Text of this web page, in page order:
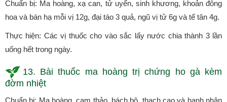
Chuẩn bị: Ma hoàng, xạ can, tử uyển, sinh khương, khoản đông
hoa và bán hạ mỗi vị 12g, đại táo 3 quả, ngũ vị tử 6g và tế tân 4g.
Thực hiện: Các vị thuốc cho vào sắc lấy nước chia thành 3 lần
uống hết trong ngày.
13. Bài thuốc ma hoàng trị chứng ho gà kèm
đờm nhiệt
Chuẩn bị: Ma hoàng, cam thảo, bách bộ, thạch cao và hạnh nhân